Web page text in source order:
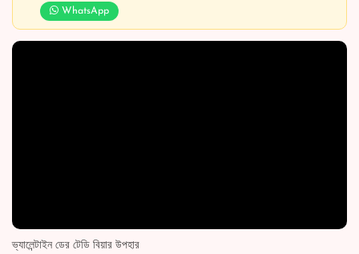
WhatsApp
ভ্যালেন্টাইন ডের টেডি বিয়ার উপহার